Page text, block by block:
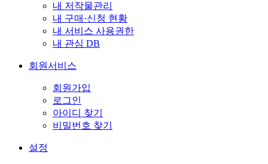
내 저작물관리
내 구매·신청 현황
내 서비스 사용권한
내 관심 DB
회원서비스
회원가입
로그인
아이디 찾기
비밀번호 찾기
설정